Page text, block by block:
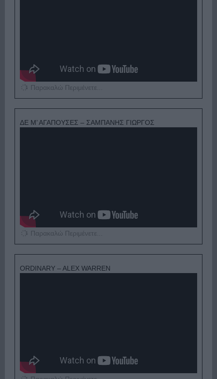
Παρακαλώ Περιμένετε...
ΔΕ Μ’ ΑΓΑΠΟΥΣΕΣ – ΣΑΜΠΑΝΗΣ ΓΙΩΡΓΟΣ
Παρακαλώ Περιμένετε...
ORDINARY – ALEX WARREN